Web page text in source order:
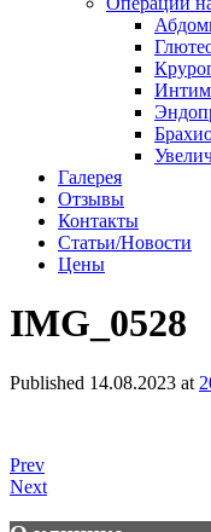
Галерея
Отзывы
Контакты
Статьи/Новости
Цены
IMG_0528
Published 14.08.2023 at
Prev
Next